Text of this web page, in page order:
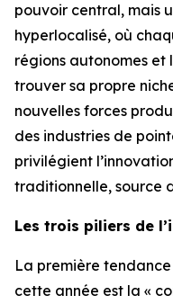
pouvoir central, mais
hyperlocalisé, où
régions autonomes et
trouver sa propre
nouvelles forces
des industries de
privilégient
traditionnelle, source
Les trois piliers de
La première
cette année est la «